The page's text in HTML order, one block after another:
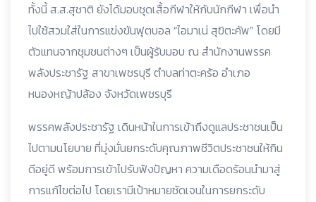
ทั้งนี้ ส.ส.สุชาติ ยังได้มอบชุดเสื้อกีฬาให้กับนักกีฬา เพื่อนำ
ไปใช้สวมใส่ในการแข่งขันฟุตบอล “ไอมาเน่ สุขิตะคัพ” โดยมี
ตัวแทนจากชุมชนต่างๆ เป็นผู้รับมอบ ณ สำนักงานพรรค
พลังประชารัฐ สาขาเพชรบุรี ตำบลท่าตะคร้อ อำเภอ
หนองหญ้าปล้อง จังหวัดเพชรบุรี
พรรคพลังประชารัฐ เดินหน้าในการเข้าถึงดูแลประชาชนเป็น
ไปตามนโยบาย ที่มุ่งมั่นยกระดับคุณภาพชีวิตประชาชนให้กิน
ดีอยู่ดี พร้อมการเข้าไปรับฟังปัญหา ความเดือดร้อนนำมาสู่
การแก้ไขต่อไป โดยเรามีเป้าหมายชัดเจนในการยกระดับ